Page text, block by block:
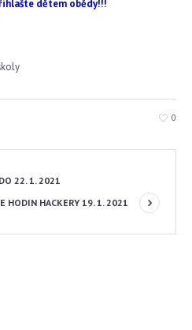
dětem obědy!!!
0
22. 1. 2021
HODIN HACKERY 19. 1. 2021